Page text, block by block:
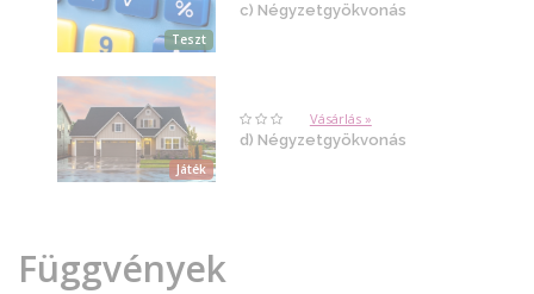
Teszt
c) Négyzetgyökvonás
Játék
Vásárlás »
d) Négyzetgyökvonás
Függvények